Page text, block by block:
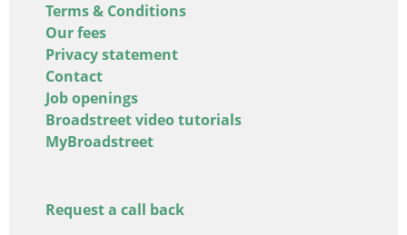
Terms & Conditions
Our fees
Privacy statement
Contact
Job openings
Broadstreet video tutorials
MyBroadstreet
Request a call back